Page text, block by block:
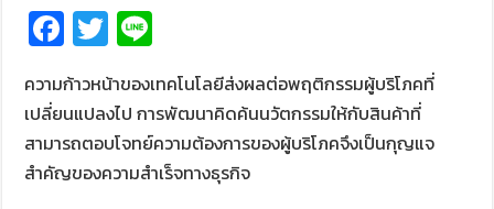
Fa
ce
b
o
o
T
wi
tt
er
e
ความก้าวหน้าของเทคโนโลยีส่งผลต่อพฤติกรรมผู้บริโภคที่
เปลี่ยนแปลงไป การพัฒนาคิดค้นนวัตกรรมให้กับสินค้าที่
สามารถตอบโจทย์ความต้องการของผู้บริโภคจึงเป็นกุญแจ
สำคัญของความสำเร็จทางธุรกิจ